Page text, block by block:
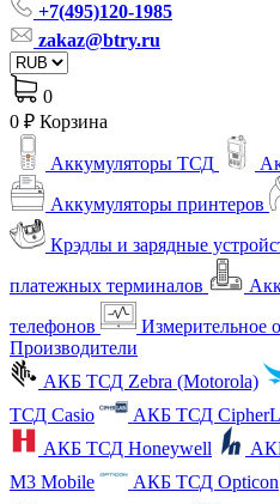
+7(495)120-1985
zakaz@btry.ru
0
0 ₽ Корзина
Аккумуляторы ТСД
Аккумуляторы принтеров
Крэдлы и зарядные
платежных терминалов
телефонов
Измерительное
Производители
АКБ ТСД Zebra (Motorola)
ТСД Casio
АКБ ТСД
АКБ ТСД Honeywell
M3 Mobile
АКБ ТСД Opticon